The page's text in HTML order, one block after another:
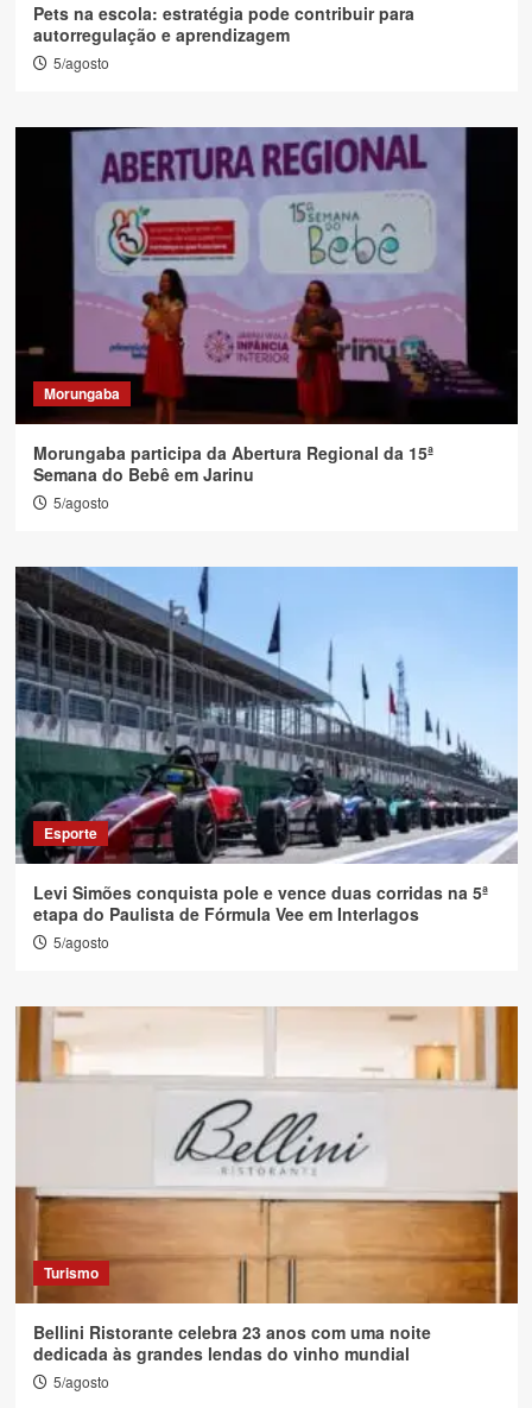
Pets na escola: estratégia pode contribuir para
autorregulação e aprendizagem
5/agosto
Morungaba
Morungaba participa da Abertura Regional da 15ª
Semana do Bebê em Jarinu
5/agosto
Esporte
Levi Simões conquista pole e vence duas corridas na 5ª
etapa do Paulista de Fórmula Vee em Interlagos
5/agosto
Turismo
Bellini Ristorante celebra 23 anos com uma noite
dedicada às grandes lendas do vinho mundial
5/agosto